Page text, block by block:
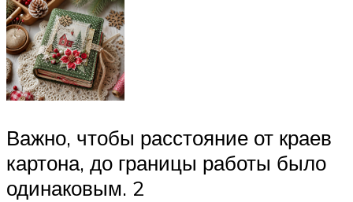
Важно, чтобы расстояние от краев
картона, до границы работы было
одинаковым. 2